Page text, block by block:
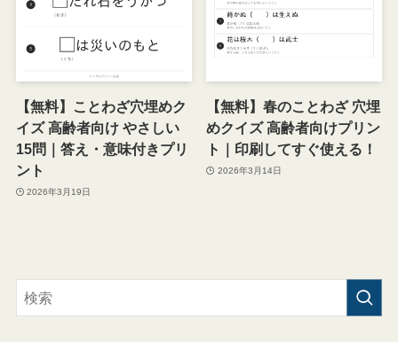
【無料】ことわざ穴埋めク
イズ 高齢者向け やさしい
15問｜答え・意味付きプリ
ント
2026年3月19日
【無料】春のことわざ 穴埋
めクイズ 高齢者向けプリン
ト｜印刷してすぐ使える！
2026年3月14日